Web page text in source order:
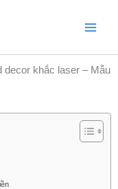
decor khắc laser – Mẫu